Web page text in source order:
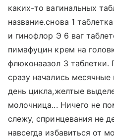
каких-то вагинальных
название.снова 1
и гинофлор Э 6 ваг
пимафуцин крем на
флюконаазол 3 таблетки.
сразу начались
день цикла,желтые
молочница... Ничего не
слежу, спринцевания не
навсегда избавиться от